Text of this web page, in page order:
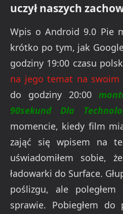
uczył naszych
Wpis o Android 9.0 Pie
krótko po tym, jak
godziny 19:00 czasu
na jego temat na
do godziny 20:00
90sekund Dla
momencie, kiedy film
zająć się wpisem na
uświadomiłem sobie,
ładowarki do Surface.
poślizgu, ale
sprawie. Pobiegłem